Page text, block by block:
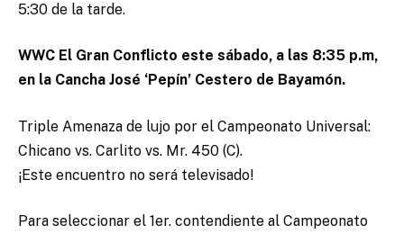
5:30 de la tarde.
WWC El Gran Conflicto este sábado, a las 8:35 p.m,
en la Cancha José ‘Pepín’ Cestero de Bayamón.
Triple Amenaza de lujo por el Campeonato Universal:
Chicano vs. Carlito vs. Mr. 450 (C).
¡Este encuentro no será televisado!
Para seleccionar el 1er. contendiente al Campeonato